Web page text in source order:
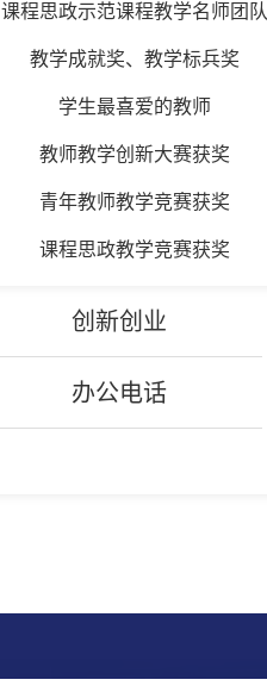
课程思政示范课程教学名师团队
教学成就奖、教学标兵奖
学生最喜爱的教师
教师教学创新大赛获奖
青年教师教学竞赛获奖
课程思政教学竞赛获奖
创新创业
办公电话